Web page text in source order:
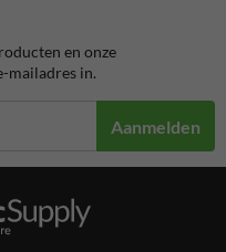
en onze
mailadres in.
Aanmelden